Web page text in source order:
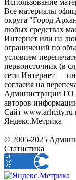
Использование
Все материалы
округа "Город
любых средствах
Интернет или на
ограничений по
условием
первоисточник (в
сети Интернет —
согласия на
Администрации ГО
авторов
Сайт www.arhcity.ru
Яндекс.Метрика
© 2005-2025
Статистика